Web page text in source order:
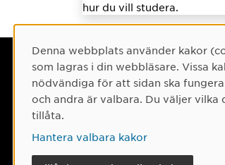
hur du vill studera.
Kontaktuppgifter
Kontakta oss
Hitta till oss
Cookie-samtycke
Denna webbplats använder kakor
som lagras i din webbläsare. Vissa
nödvändiga för att sidan ska
och andra är valbara. Du väljer vilka
tillåta.
Hantera valbara kakor